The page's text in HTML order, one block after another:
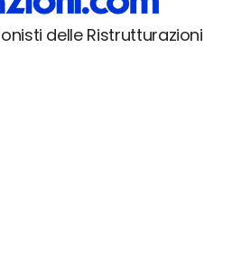
delle Ristrutturazioni